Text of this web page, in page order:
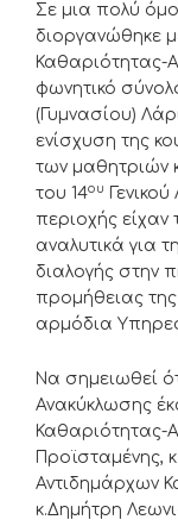
Σε μια πολύ
διοργανώθηκε
Καθαριότητας-
φωνητικό
(Γυμνασίου)
ενίσχυση της
των μαθητριών
του 14ου
περιοχής είχαν
αναλυτικά για
διαλογής στην
προμήθειας
αρμόδια
Να σημειωθεί
Ανακύκλωσης
Καθαριότητας-
Προϊσταμένης,
Αντιδημάρχων
κ.Δημήτρη